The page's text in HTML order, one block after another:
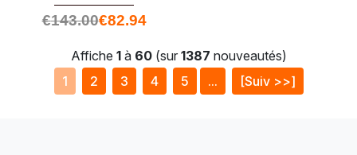
€143.00€82.94
Affiche 1à 60(sur 1387 nouveautés)
1
2 3 4 5 ... [Suiv >>]